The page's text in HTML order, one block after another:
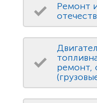
Ремонт
ремонт,